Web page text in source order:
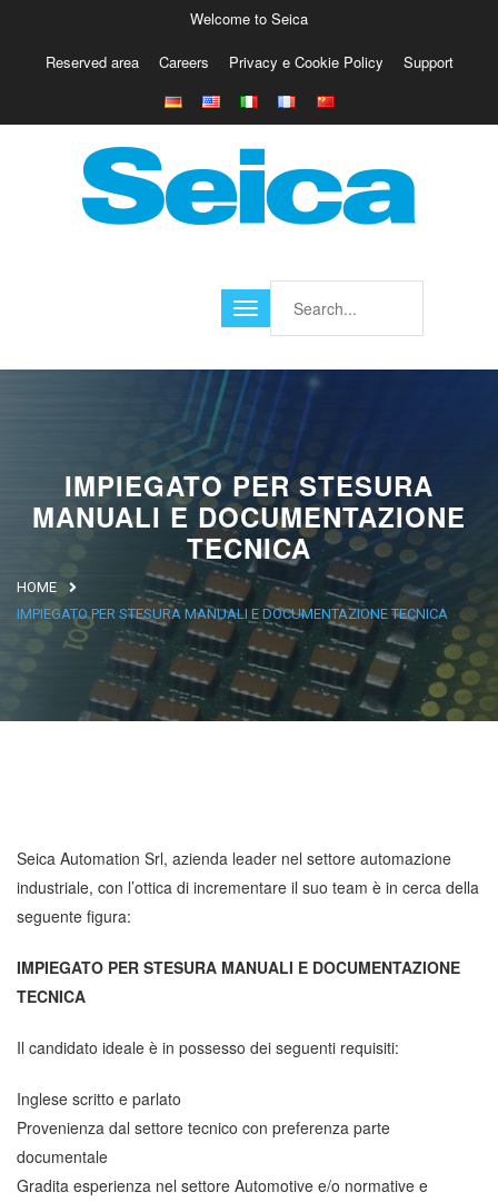
Europe
Italy
Austria
Belgio
Asia
Giappone
Cina
South Africa
Welcome to Seica
Reserved area Careers Privacy e Cookie Policy Support
IMPIEGATO PER STESURA
MANUALI E DOCUMENTAZIONE
TECNICA
HOME
IMPIEGATO PER STESURA MANUALI E DOCUMENTAZIONE TECNICA
Seica Automation Srl, azienda leader nel settore automazione
industriale, con l’ottica di incrementare il suo team è in cerca della
seguente figura:
IMPIEGATO PER STESURA MANUALI E DOCUMENTAZIONE
TECNICA
Il candidato ideale è in possesso dei seguenti requisiti:
Inglese scritto e parlato
Provenienza dal settore tecnico con preferenza parte
documentale
Gradita esperienza nel settore Automotive e/o normative e